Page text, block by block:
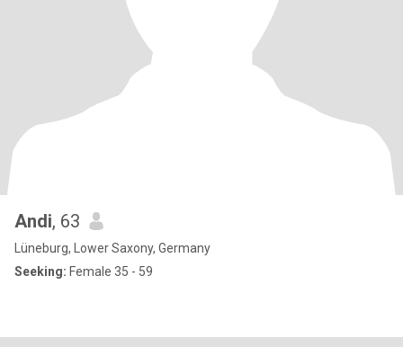
Andi, 63
Lüneburg, Lower Saxony, Germany
Seeking: Female 35 - 59